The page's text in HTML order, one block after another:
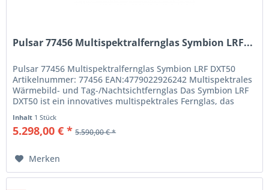
Pulsar 77456 Multispektralfernglas Symbion LRF...
Pulsar 77456 Multispektralfernglas Symbion LRF DXT50
Artikelnummer: 77456 EAN:4779022926242 Multispektrales
Wärmebild- und Tag-/Nachtsichtfernglas Das Symbion LRF
DXT50 ist ein innovatives multispektrales Fernglas, das
Inhalt 1 Stück
5.298,00 € * 5.590,00 € *
Merken